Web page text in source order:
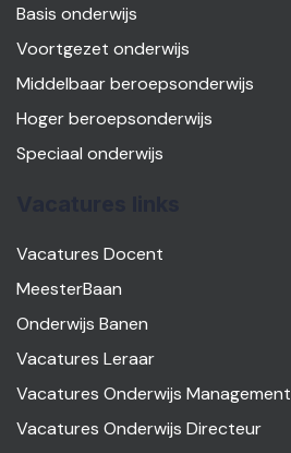
Basis onderwijs
Voortgezet onderwijs
Middelbaar beroepsonderwijs
Hoger beroepsonderwijs
Speciaal onderwijs
Vacatures Docent
MeesterBaan
Onderwijs Banen
Vacatures Leraar
Vacatures Onderwijs Management
Vacatures Onderwijs Directeur